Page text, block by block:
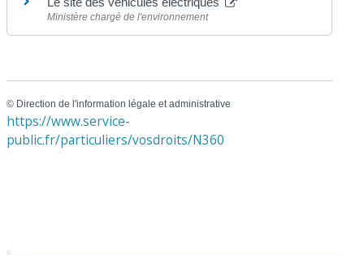
Ministère chargé de l'environnement
© Direction de l'information légale et administrative
https://www.service-
public.fr/particuliers/vosdroits/N360